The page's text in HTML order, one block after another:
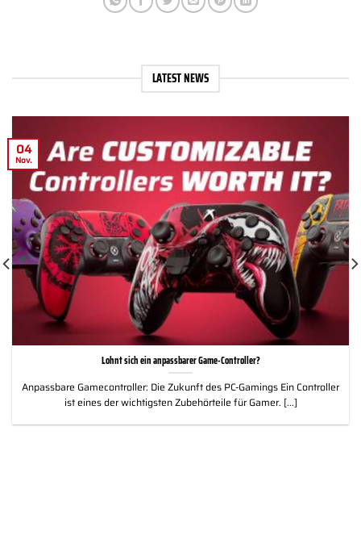
LATEST NEWS
Lohnt sich ein anpassbarer Game-Controller?
Anpassbare Gamecontroller: Die Zukunft des PC-Gamings Ein Controller
ist eines der wichtigsten Zubehörteile für Gamer. [...]
04
Nov.